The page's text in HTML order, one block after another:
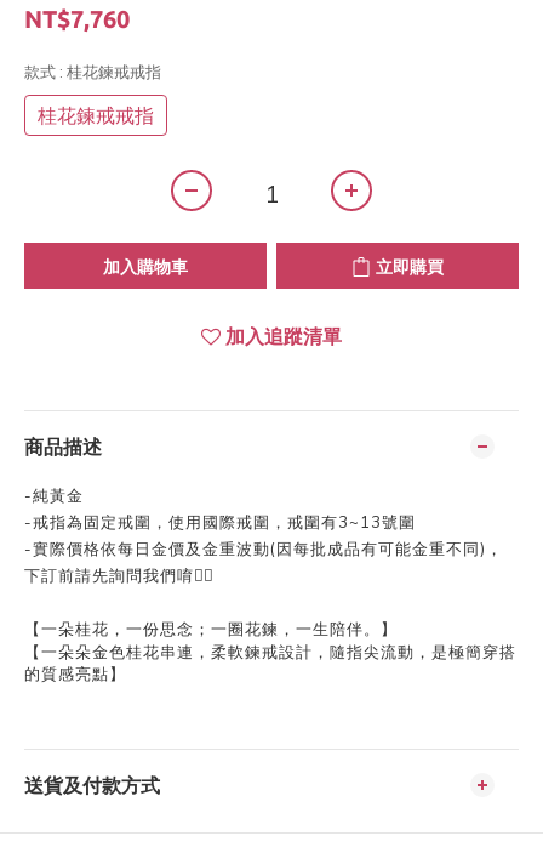
NT$7,760
款式 : 桂花鍊戒戒指
桂花鍊戒戒指
加入購物車 立即購買
加入追蹤清單
商品描述
-純黃金
-戒指為固定戒圍，使用國際戒圍，戒圍有3~13號圍
-實際價格依每日金價及金重波動(因每批成品有可能金重不同) ，
下訂前請先詢問我們唷👍🏻
【一朵桂花，一份思念； 一圈花鍊，一生陪伴。】
【一朵朵金色桂花串連，柔軟鍊戒設計，隨指尖流動，是極簡穿搭
的質感亮點】
送貨及付款方式